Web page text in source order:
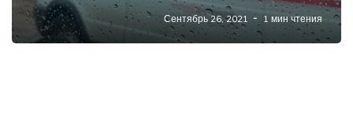
Сентябрь 26, 2021 1 мин чтения